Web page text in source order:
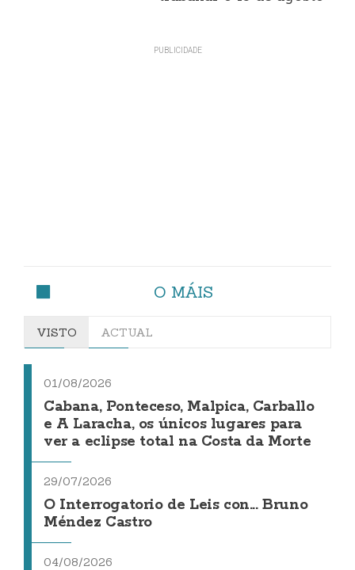
O MÁIS
VISTO ACTUAL
01/08/2026
Cabana, Ponteceso, Malpica, Carballo
e A Laracha, os únicos lugares para
ver a eclipse total na Costa da Morte
29/07/2026
O Interrogatorio de Leis con... Bruno
Méndez Castro
04/08/2026